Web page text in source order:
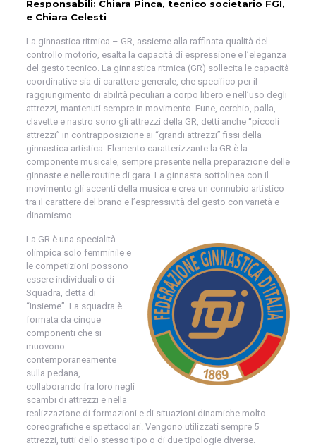
Responsabili: Chiara Pinca, tecnico societario FGI,
e Chiara Celesti
La ginnastica ritmica – GR, assieme alla raffinata qualità del
controllo motorio, esalta la capacità di espressione e l’eleganza
del gesto tecnico. La ginnastica ritmica (GR) sollecita le capacità
coordinative sia di carattere generale, che specifico per il
raggiungimento di abilità peculiari a corpo libero e nell’uso degli
attrezzi, mantenuti sempre in movimento. Fune, cerchio, palla,
clavette e nastro sono gli attrezzi della GR, detti anche “piccoli
attrezzi” in contrapposizione ai “grandi attrezzi” fissi della
ginnastica artistica. Elemento caratterizzante la GR è la
componente musicale, sempre presente nella preparazione delle
ginnaste e nelle routine di gara. La ginnasta sottolinea con il
movimento gli accenti della musica e crea un connubio artistico
tra il carattere del brano e l’espressività del gesto con varietà e
dinamismo.
La GR è una specialità
olimpica solo femminile e
le competizioni possono
essere individuali o di
Squadra, detta di
“Insieme”. La squadra è
formata da cinque
componenti che si
muovono
contemporaneamente
sulla pedana,
collaborando fra loro negli
scambi di attrezzi e nella
realizzazione di formazioni e di situazioni dinamiche molto
coreografiche e spettacolari. Vengono utilizzati sempre 5
attrezzi, tutti dello stesso tipo o di due tipologie diverse.